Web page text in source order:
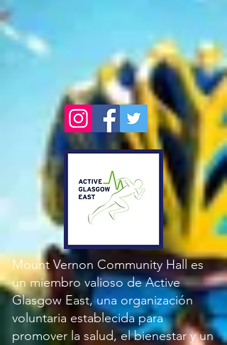
Mount Vernon Community Hall es
un miembro valioso de Active
Glasgow East, una organización
voluntaria establecida para
promover la salud, el bienestar y un